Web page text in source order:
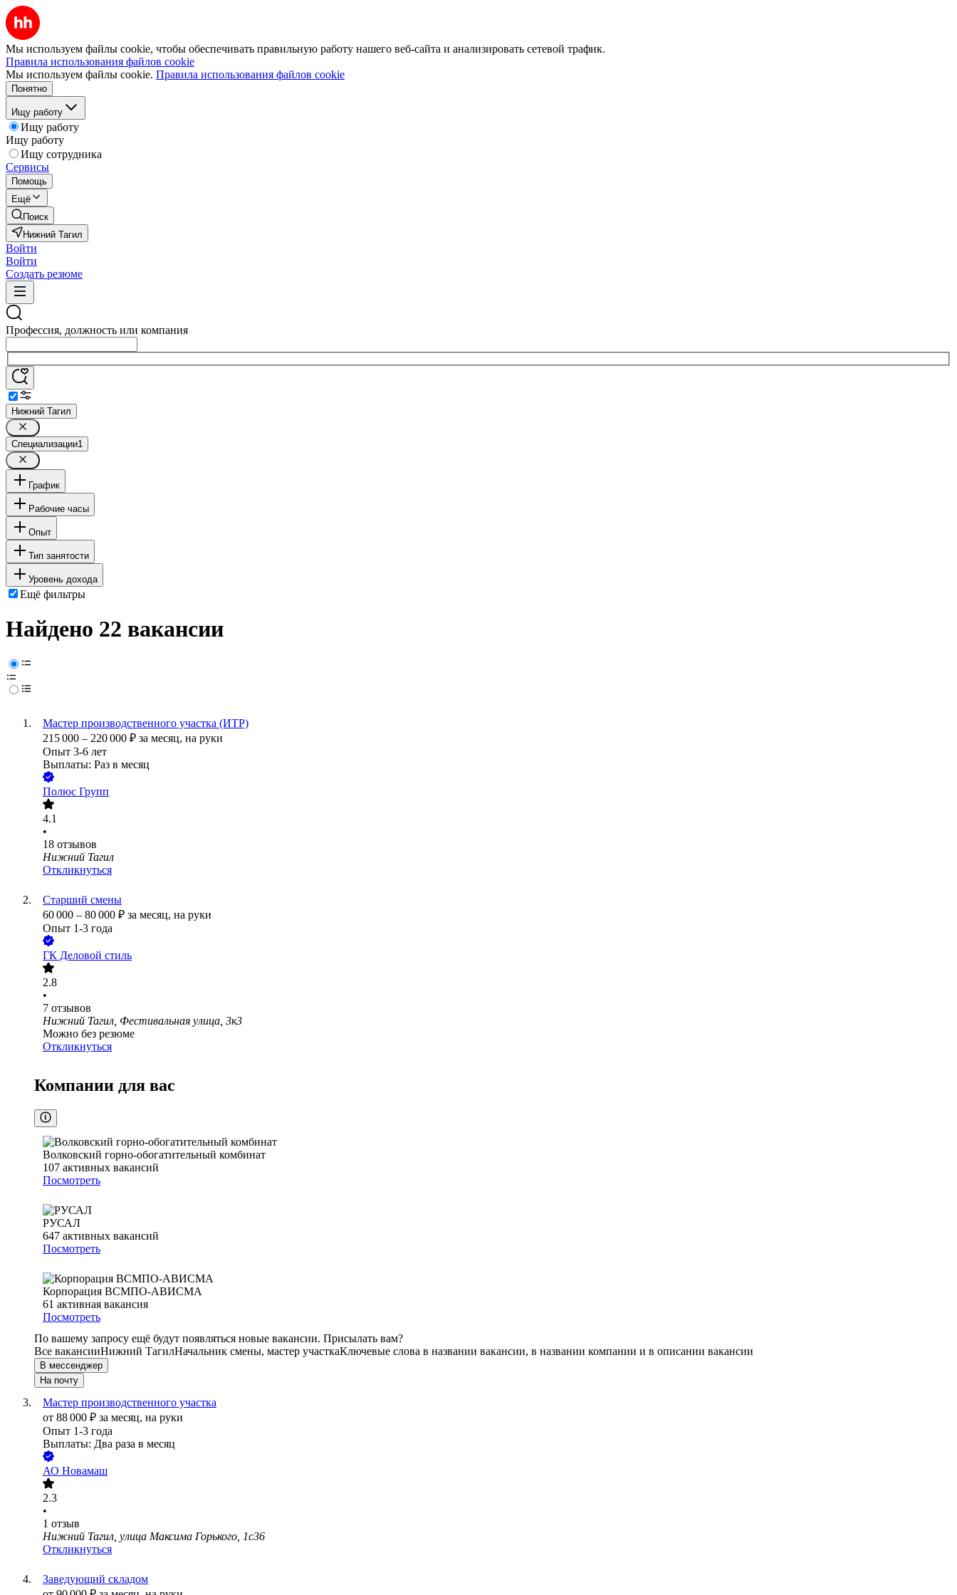
Мы используем файлы cookie, чтобы обеспечивать правильную работу нашего веб-сайта и анализировать сетевой трафик.
Правила использования файлов cookie
Мы используем файлы cookie. Правила использования файлов cookie
Понятно
Ищу работу
Ищу работу
Ищу работу
Ищу сотрудника
Сервисы
Помощь
Ещё
Поиск
Нижний Тагил
Войти
Войти
Создать резюме
Профессия, должность или компания
Нижний Тагил
Специализации1
График
Рабочие часы
Опыт
Тип занятости
Уровень дохода
Ещё фильтры
Найдено 22 вакансии
Мастер производственного участка (ИТР)
215 000 – 220 000 ₽ за месяц, на руки
Опыт 3-6 лет
Выплаты: Раз в месяц
Полюс Групп
4.1
•
18 отзывов
Нижний Тагил
Откликнуться
Старший смены
60 000 – 80 000 ₽ за месяц, на руки
Опыт 1-3 года
ГК Деловой стиль
2.8
•
7 отзывов
Нижний Тагил, Фестивальная улица, 3к3
Можно без резюме
Откликнуться
Компании для вас
Волковский горно-обогатительный комбинат
107 активных вакансий
Посмотреть
РУСАЛ
647 активных вакансий
Посмотреть
Корпорация ВСМПО-АВИСМА
61 активная вакансия
Посмотреть
По вашему запросу ещё будут появляться новые вакансии. Присылать вам?
Все вакансииНижний ТагилНачальник смены, мастер участкаКлючевые слова в названии вакансии, в названии компании и в описании вакансии
В мессенджер
На почту
Мастер производственного участка
от 88 000 ₽ за месяц, на руки
Опыт 1-3 года
Выплаты: Два раза в месяц
АО Новамаш
2.3
•
1 отзыв
Нижний Тагил, улица Максима Горького, 1с36
Откликнуться
Заведующий складом